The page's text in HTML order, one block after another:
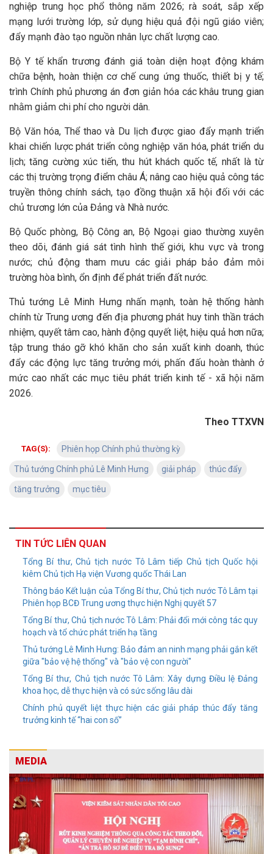
nghiệp trung học phổ thông năm 2026; rà soát, sắp xếp
mạng lưới trường lớp, sử dụng hiệu quả đội ngũ giáo viên;
đẩy mạnh đào tạo nguồn nhân lực chất lượng cao.
Bộ Y tế khẩn trương đánh giá toàn diện hoạt động khám
chữa bệnh, hoàn thiện cơ chế cung ứng thuốc, thiết bị y tế;
trình Chính phủ phương án đơn giản hóa các khâu trung gian
nhằm giảm chi phí cho người dân.
Bộ Văn hóa, Thể thao và Du lịch được giao đẩy mạnh triển
khai chiến lược phát triển công nghiệp văn hóa, phát triển du
lịch; tăng cường xúc tiến, thu hút khách quốc tế, nhất là từ
các thị trường trọng điểm châu Á; nâng cao hiệu quả công tác
truyền thông chính sách, tạo đồng thuận xã hội đối với các
chủ trương lớn của Đảng và Nhà nước.
Bộ Quốc phòng, Bộ Công an, Bộ Ngoại giao thường xuyên
theo dõi, đánh giá sát tình hình thế giới, khu vực và trong
nước; chủ động tham mưu các giải pháp bảo đảm môi
trường hòa bình, ổn định để phát triển đất nước.
Thủ tướng Lê Minh Hưng nhấn mạnh, toàn hệ thống hành
chính từ Trung ương đến địa phương phát huy tinh thần trách
nhiệm, quyết tâm cao, hành động quyết liệt, hiệu quả hơn nữa;
tập trung tháo gỡ khó khăn cho sản xuất kinh doanh, thúc
đẩy các động lực tăng trưởng mới, phấn đấu hoàn thành ở
mức cao nhất các mục tiêu phát triển kinh tế - xã hội năm
2026.
Theo TTXVN
TAG(S): Phiên họp Chính phủ thường kỳ
Thủ tướng Chính phủ Lê Minh Hưng giải pháp thúc đẩy
tăng trưởng mục tiêu
TIN TỨC LIÊN QUAN
Tổng Bí thư, Chủ tịch nước Tô Lâm tiếp Chủ tịch Quốc hội
kiêm Chủ tịch Hạ viện Vương quốc Thái Lan
Thông báo Kết luận của Tổng Bí thư, Chủ tịch nước Tô Lâm tại
Phiên họp BCĐ Trung ương thực hiện Nghị quyết 57
Tổng Bí thư, Chủ tịch nước Tô Lâm: Phải đổi mới công tác quy
hoạch và tổ chức phát triển hạ tầng
Thủ tướng Lê Minh Hưng: Bảo đảm an ninh mạng phải gắn kết
giữa "bảo vệ hệ thống" và "bảo vệ con người"
Tổng Bí thư, Chủ tịch nước Tô Lâm: Xây dựng Điều lệ Đảng
khoa học, dễ thực hiện và có sức sống lâu dài
Chính phủ quyết liệt thực hiện các giải pháp thúc đẩy tăng
trưởng kinh tế “hai con số”
MEDIA